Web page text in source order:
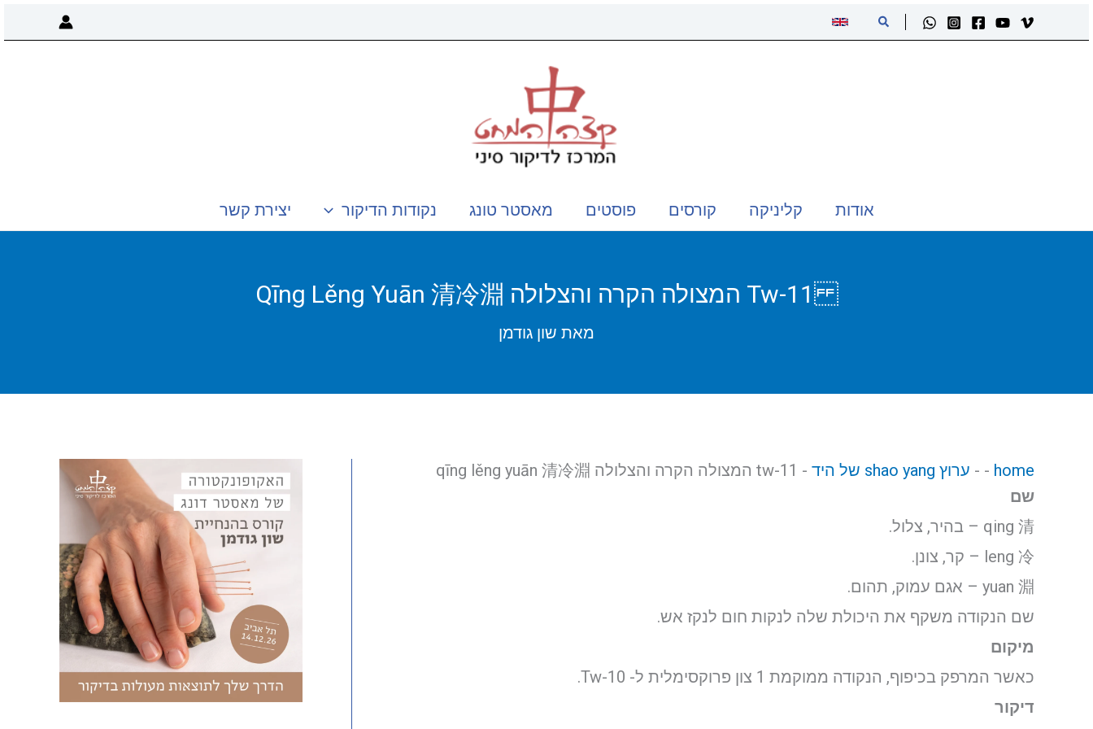
חיפוש
אודות קליניקה קורסים פוסטים מאסטר טונג נקודות הדיקור יצירת קשר
Tw-11 המצולה הקרה והצלולה Qīng Lěng Yuān 清冷淵
מאת שון גודמן
home
-
- ערוץ shao yang של היד - tw-11 המצולה הקרה והצלולה qīng lěng yuān 清冷淵
שם
qing 清 – בהיר, צלול.
leng 冷 – קר, צונן.
yuan 淵 – אגם עמוק, תהום.
שם הנקודה משקף את היכולת שלה לנקות חום לנקז אש.
מיקום
כאשר המרפק בכיפוף, הנקודה ממוקמת 1 צון פרוקסימלית ל- Tw-10.
דיקור